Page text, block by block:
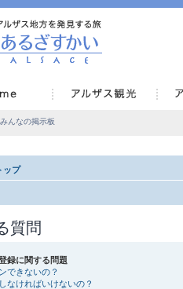
んなの掲示板
ップ
質問
録に関する問題
できないの？
なければいけないの？